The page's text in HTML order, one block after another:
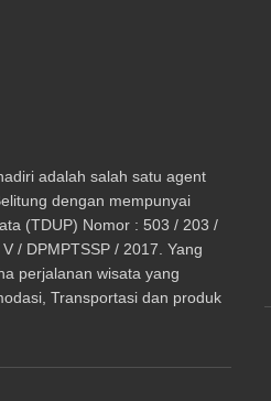
adalah salah satu agent
dengan mempunyai
(TDUP) Nomor : 503 / 203 /
/ DPMPTSSP / 2017. Yang
perjalanan wisata yang
Transportasi dan produk